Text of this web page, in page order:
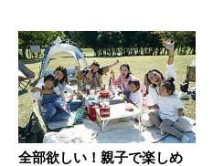
全部欲しい！親子で楽しめ